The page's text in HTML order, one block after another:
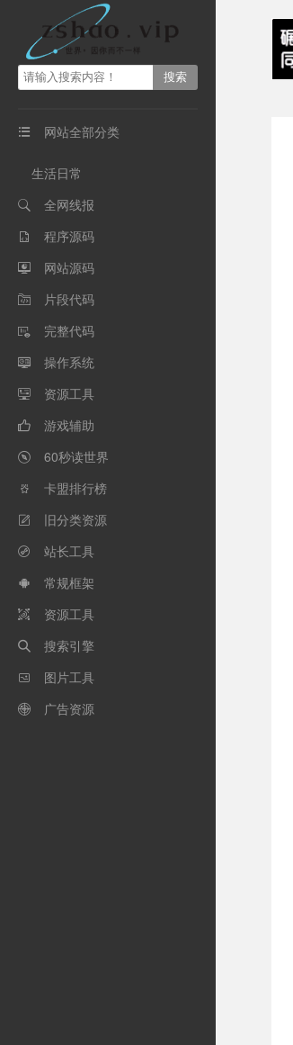
 网站全部分类
生活日常
 全网线报
 程序源码
 网站源码
 片段代码
 完整代码
 操作系统
 资源工具
 游戏辅助
 60秒读世界
 卡盟排行榜
 旧分类资源
 站长工具
 常规框架
 资源工具
 搜索引擎
 图片工具
 广告资源